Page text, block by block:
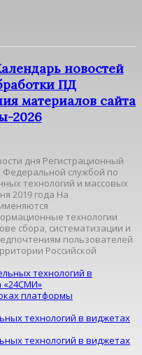
новостей
ПД
материалов сайта
2026
дня Регистрационный
службой по
технологий и массовых
2019 года На
технологии
сбора, систематизации и
пользователей
Российской
технологий в
«24СМИ»
платформы
технологий в виджетах
технологий в виджетах